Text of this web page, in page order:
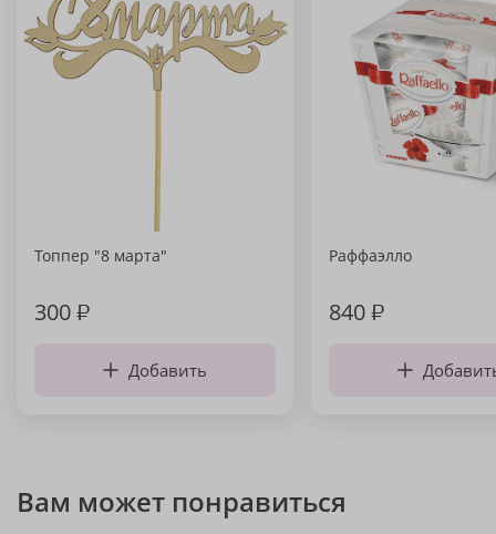
Топпер "8 марта"
300₽
Добавить
Раффаэлло
840₽
Вам может понравиться